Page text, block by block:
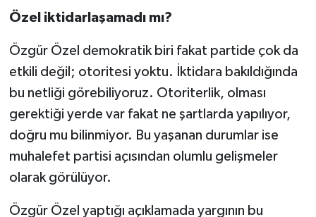
Özel iktidarlaşamadı mı?
Özgür Özel demokratik biri fakat partide çok da
etkili değil; otoritesi yoktu. İktidara bakıldığında
bu netliği görebiliyoruz. Otoriterlik, olması
gerektiği yerde var fakat ne şartlarda yapılıyor,
doğru mu bilinmiyor. Bu yaşanan durumlar ise
muhalefet partisi açısından olumlu gelişmeler
olarak görülüyor.
Özgür Özel yaptığı açıklamada yargının bu